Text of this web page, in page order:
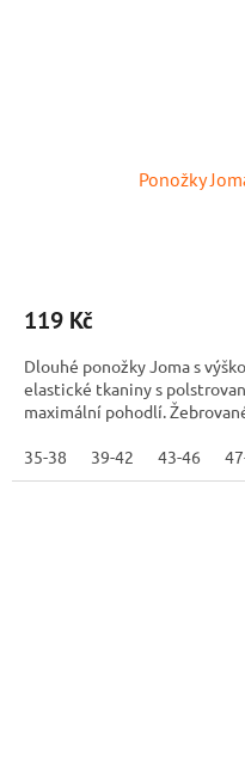
Ponožky
119 Kč
Dlouhé ponožky Joma s
elastické tkaniny s
maximální pohodlí.
35-38 39-42 43-46